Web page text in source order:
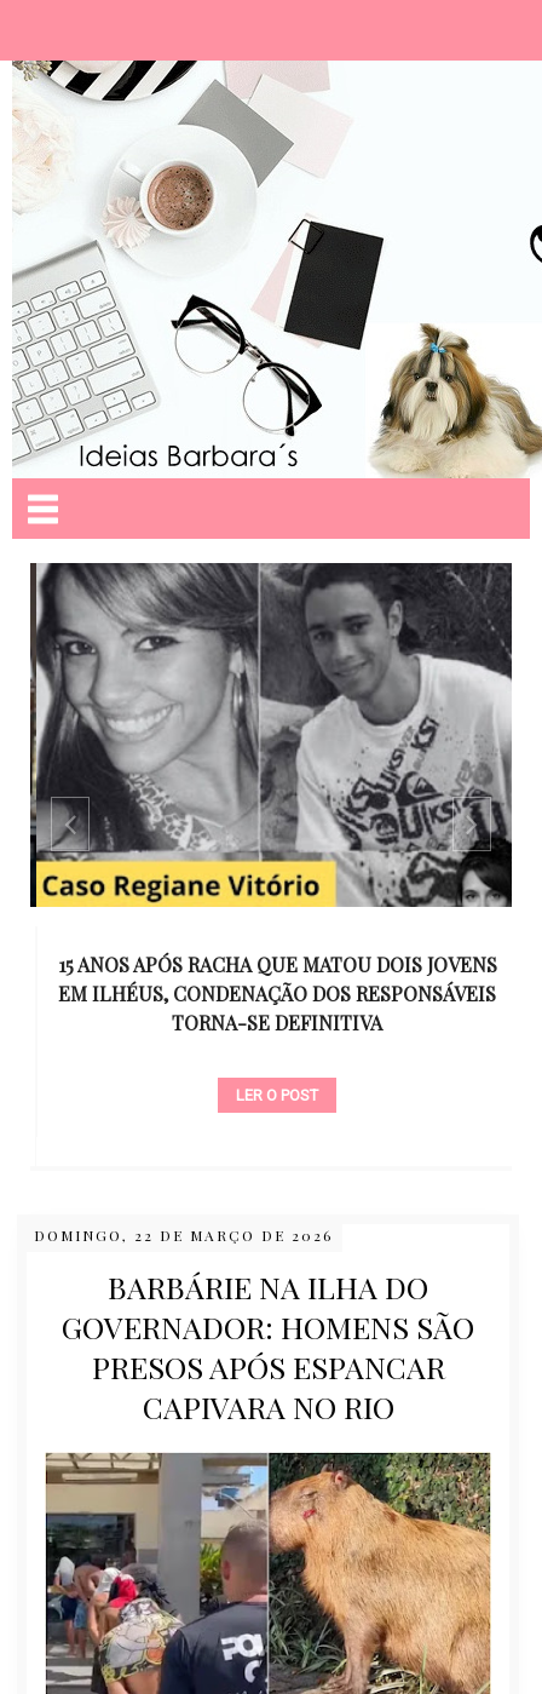
15 ANOS APÓS RACHA QUE MATOU DOIS JOVENS
EM ILHÉUS, CONDENAÇÃO DOS RESPONSÁVEIS
TORNA-SE DEFINITIVA
LER O POST
DOMINGO, 22 DE MARÇO DE 2026
BARBÁRIE NA ILHA DO
GOVERNADOR: HOMENS SÃO
PRESOS APÓS ESPANCAR
CAPIVARA NO RIO